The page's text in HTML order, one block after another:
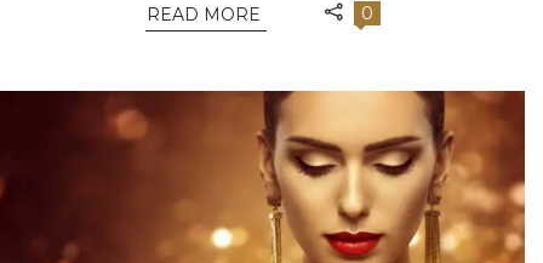
READ MORE 0